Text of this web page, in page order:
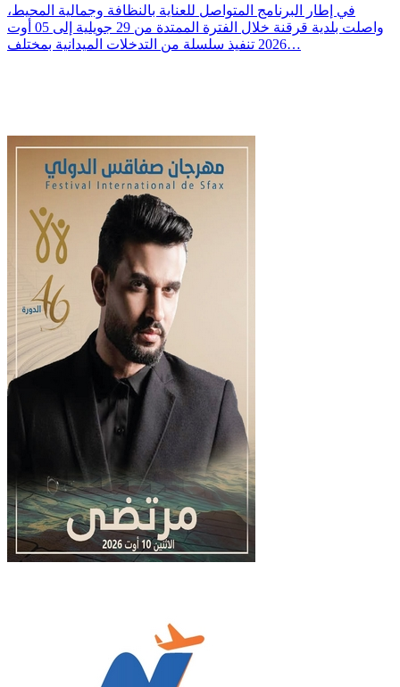
في إطار البرنامج المتواصل للعناية بالنظافة وجمالية المحيط،
واصلت بلدية قرقنة خلال الفترة الممتدة من 29 جويلية إلى 05 أوت
2026 تنفيذ سلسلة من التدخلات الميدانية بمختلف…